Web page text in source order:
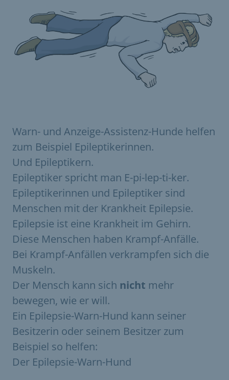
Warn- und Anzeige-Assistenz-Hunde helfen
zum Beispiel Epileptikerinnen.
Und Epileptikern.
Epileptiker spricht man E-pi-lep-ti-ker.
Epileptikerinnen und Epileptiker sind
Menschen mit der Krankheit Epilepsie.
Epilepsie ist eine Krankheit im Gehirn.
Diese Menschen haben Krampf-Anfälle.
Bei Krampf-Anfällen verkrampfen sich die
Muskeln.
Der Mensch kann sich nicht mehr
bewegen, wie er will.
Ein Epilepsie-Warn-Hund kann seiner
Besitzerin oder seinem Besitzer zum
Beispiel so helfen:
Der Epilepsie-Warn-Hund